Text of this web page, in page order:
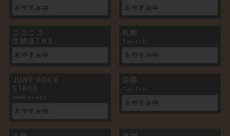
おやすみ中 おやすみ中
おやすみ中
おやすみ中
おやすみ中
おやすみ中